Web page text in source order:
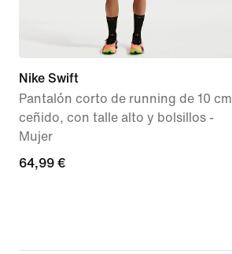
Nike Swift
Pantalón corto de running de 10 cm
ceñido, con talle alto y bolsillos -
Mujer
64,99 €
64,99 €